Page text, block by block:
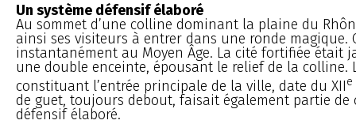
Un système défensif élaboré
Au sommet d’une colline dominant la plaine du
ainsi ses visiteurs à entrer dans une ronde magique.
instantanément au Moyen Âge. La cité fortifiée était
une double enceinte, épousant le relief de la colline.
constituant l’entrée principale de la ville, date du XIIe
de guet, toujours debout, faisait également partie de
défensif élaboré.